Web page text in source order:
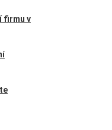
firmu v